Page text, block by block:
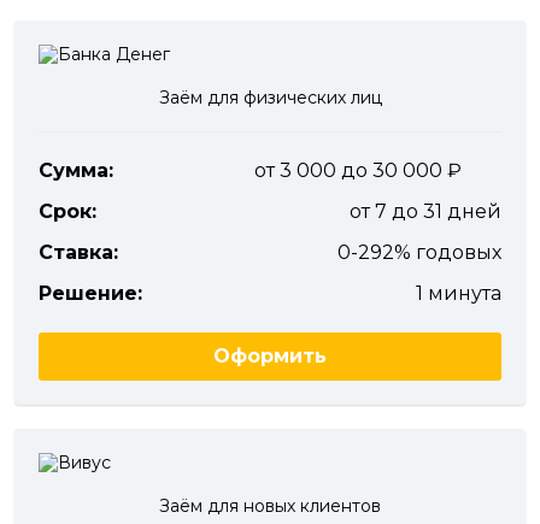
Заём для физических лиц
Сумма:
от 3 000 до 30 000
Срок:
от 7 до 31 дней
Ставка:
0-292% годовых
Решение:
1 минута
Оформить
Заём для новых клиентов